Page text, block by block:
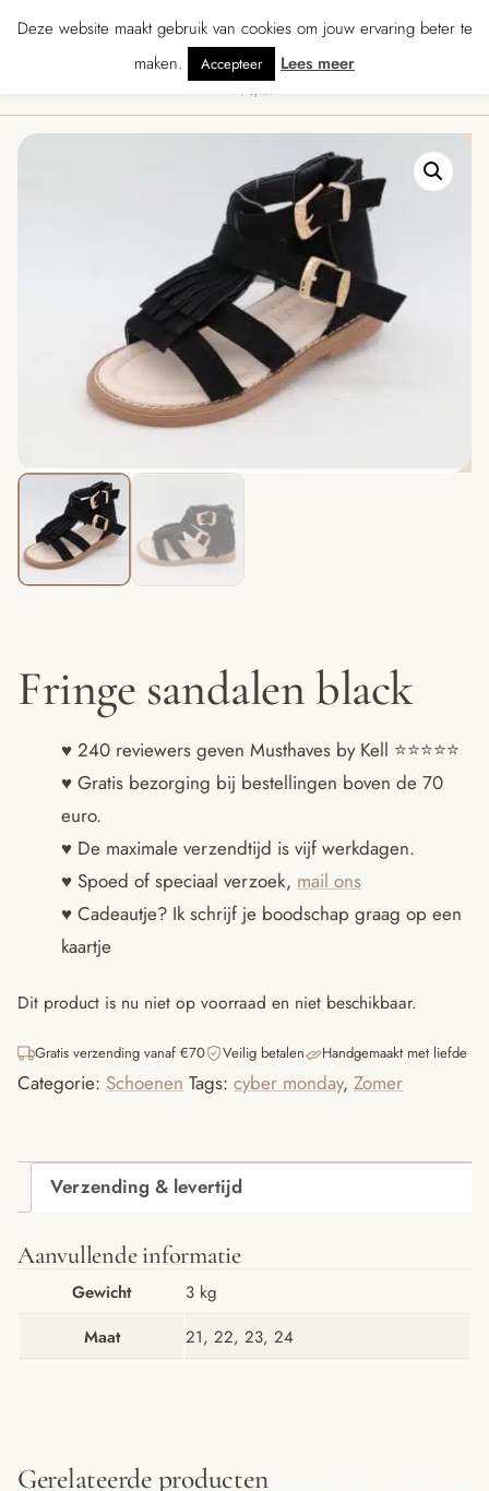
· Gratis verzending vanaf € 70 · Gratis kaartje met je bestelling •
Fringe sandalen black
♥ 240 reviewers geven Musthaves by Kell ⭐️⭐️⭐️⭐️⭐️
♥ Gratis bezorging bij bestellingen boven de 70
euro.
♥ De maximale verzendtijd is vijf werkdagen.
♥ Spoed of speciaal verzoek, mail ons
♥ Cadeautje? Ik schrijf je boodschap graag op een
kaartje
Dit product is nu niet op voorraad en niet beschikbaar.
Gratis verzending vanaf €70 Veilig betalen Handgemaakt met liefde
Categorie: Schoenen Tags: cyber monday, Zomer
Verzending & levertijd
Aanvullende informatie
Gewicht
3 kg
Maat
21, 22, 23, 24
Gerelateerde producten
Deze website maakt gebruik van cookies om jouw ervaring beter te
maken.
Accepteer Lees meer